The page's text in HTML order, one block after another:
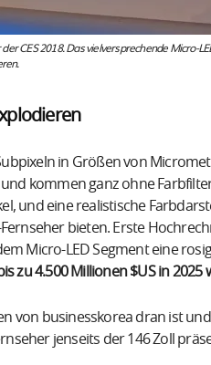
CES 2018. Das vielversprechende Micro-
in Größen von
kommen ganz ohne
und eine realistische
bieten. Erste
Micro-LED Segment eine
zu 4.500 Millionen $US in 2025
von businesskorea dran ist
jenseits der 146 Zoll